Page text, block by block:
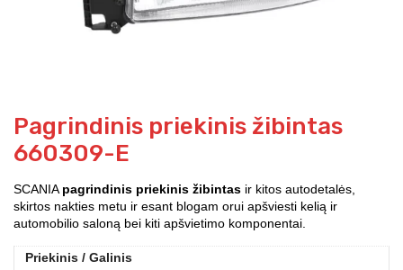
Pagrindinis priekinis žibintas
660309-E
SCANIApagrindinis priekinis žibintas ir kitos autodetalės,
skirtos nakties metu ir esant blogam orui apšviesti kelią ir
automobilio saloną bei kiti apšvietimo komponentai.
Priekinis / Galinis